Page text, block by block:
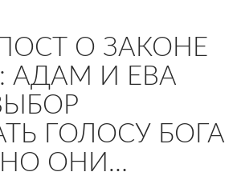
О ЗАКОНЕ
АДАМ И ЕВА
ГОЛОСУ БОГА
ОНИ…